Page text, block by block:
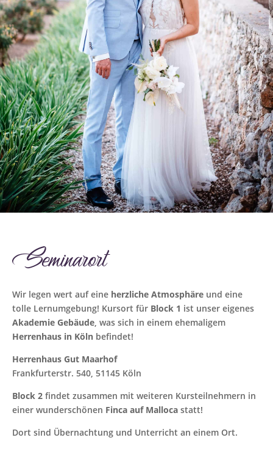
Seminarort
Wir legen wert auf eine herzliche Atmosphäre und eine
tolle Lernumgebung! Kursort für Block 1 ist unser eigenes
Akademie Gebäude, was sich in einem ehemaligem
Herrenhaus in Köln befindet!
Herrenhaus Gut Maarhof
Frankfurterstr. 540, 51145 Köln
Block 2 findet zusammen mit weiteren Kursteilnehmern in
einer wunderschönen Finca auf Malloca statt!
Dort sind Übernachtung und Unterricht an einem Ort.